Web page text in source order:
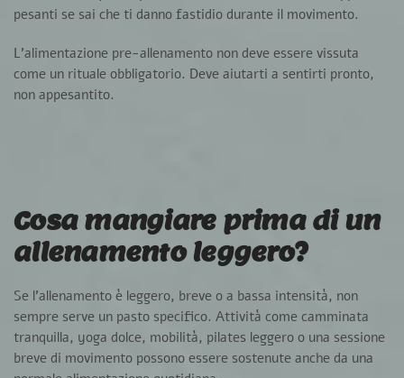
pesanti se sai che ti danno fastidio durante il movimento.
L’alimentazione pre-allenamento non deve essere vissuta
come un rituale obbligatorio. Deve aiutarti a sentirti pronto,
non appesantito.
Cosa mangiare prima di un
allenamento leggero?
Se l’allenamento è leggero, breve o a bassa intensità, non
sempre serve un pasto specifico. Attività come camminata
tranquilla, yoga dolce, mobilità, pilates leggero o una sessione
breve di movimento possono essere sostenute anche da una